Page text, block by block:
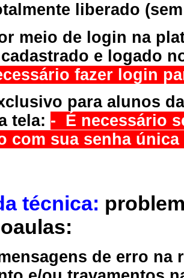
liberado
meio de login na
e logado
fazer login
para alunos
tela: - É necessário
com sua senha
técnica:
de erro